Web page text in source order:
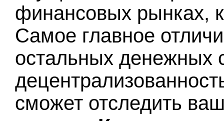
финансовых рынках,
Самое главное
остальных денежных
сможет отследить